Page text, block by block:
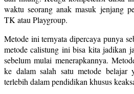
waktu seorang anak masuk jenjang
TK atau Playgroup.
Metode ini ternyata dipercaya punya
metode calistung ini bisa kita jadikan
sebelum mulai menerapkannya.
ke dalam salah satu metode
terlebih dalam pendidikan khusus